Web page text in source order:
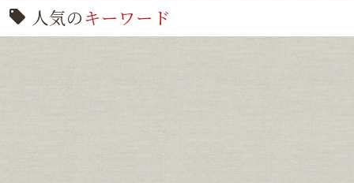
人気のキーワード